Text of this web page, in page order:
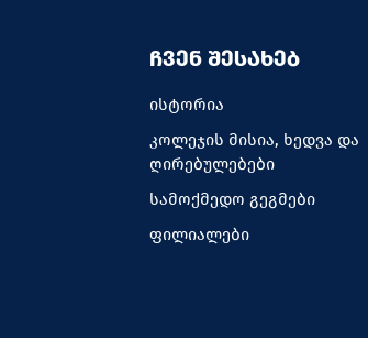
ᲩᲕᲔᲜ ᲨᲔᲡᲐᲮᲔᲑ
ისტორია
კოლეჯის მისია, ხედვა და
ღირებულებები
სამოქმედო გეგმები
ფილიალები